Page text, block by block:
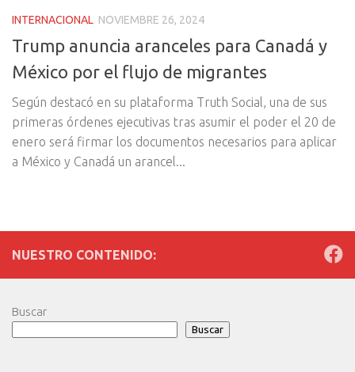
INTERNACIONAL NOVIEMBRE 26, 2024
Trump anuncia aranceles para Canadá y
México por el flujo de migrantes
Según destacó en su plataforma Truth Social, una de sus
primeras órdenes ejecutivas tras asumir el poder el 20 de
enero será firmar los documentos necesarios para aplicar
a México y Canadá un arancel...
NUESTRO CONTENIDO:
Buscar
Buscar